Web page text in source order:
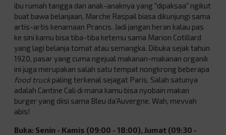
ibu rumah tangga dan anak-anaknya yang "dipaksaa" ngikut
buat bawa belanjaan, Marche Raspail biasa dikunjungi sama
artis-artis kenamaan Prancis. Jadi jangan heran kalau pas
ke sini kamu bisa tiba-tiba ketemu sama Marion Cotillard
yang lagi belanja tomat atau semangka. Dibuka sejak tahun
1920, pasar yang cuma ngejual makanan-makanan organik
ini juga merupakan salah satu tempat nongkrong beberapa
food truck paling terkenal sejagat Paris. Salah satunya
adalah Cantine Cali di mana kamu bisa nyobain makan
burger yang diisi sama Bleu da'Auvergne. Wah, mevvah
abis!
Buka: Senin - Kamis (09:00 - 18:00), Jumat (09:30 -